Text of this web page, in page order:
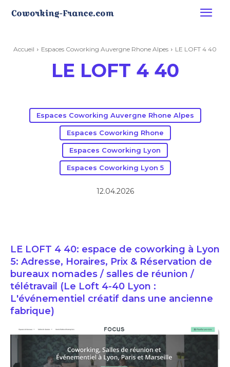
Accueil Espaces Coworking Auvergne Rhone Alpes LE LOFT 4 40
LE LOFT 4 40
Espaces Coworking Auvergne Rhone Alpes
Espaces Coworking Rhone
Espaces Coworking Lyon
Espaces Coworking Lyon 5
12.04.2026
LE LOFT 4 40: espace de coworking à Lyon
5: Adresse, Horaires, Prix & Réservation de
bureaux nomades / salles de réunion /
télétravail (Le Loft 4-40 Lyon :
L'événementiel créatif dans une ancienne
fabrique)